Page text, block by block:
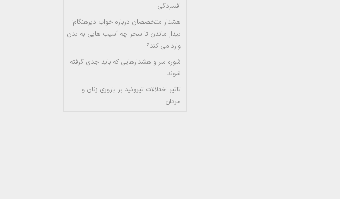
افسردگی
هشدار متخصصان درباره خواب دیرهنگام؛
بیدار ماندن تا سحر چه آسیب هایی به بدن
وارد می کند؟
شوره سر و هشدارهایی که باید جدی گرفته
شوند
تاثیر اختلالات تیروئید بر باروری زنان و
مردان